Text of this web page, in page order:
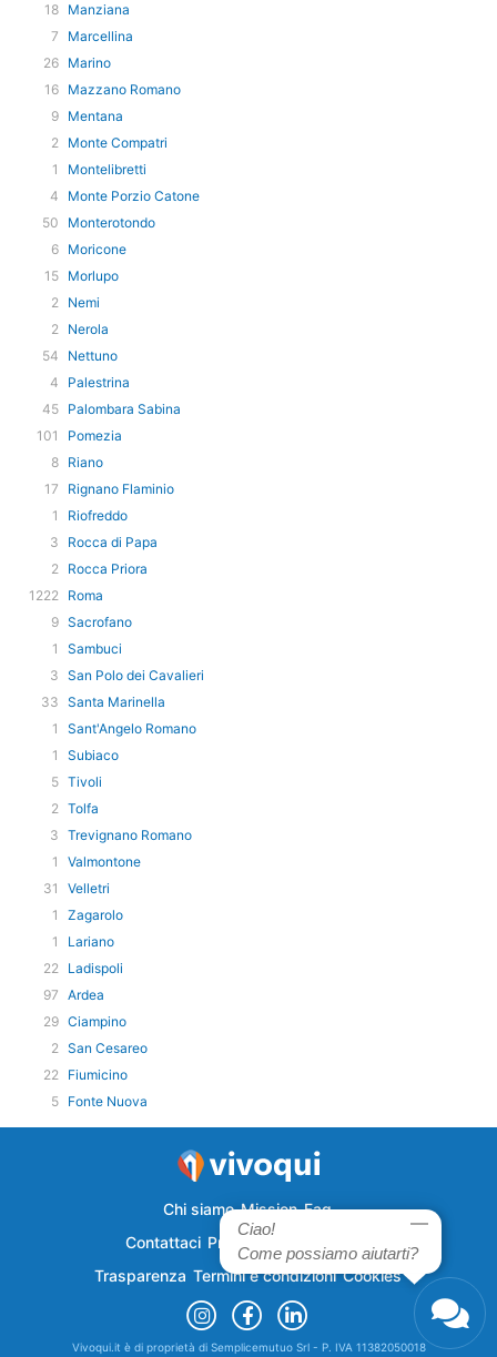
18 Manziana
7
Marcellina
26 Marino
16 Mazzano Romano
9 Mentana
2 Monte Compatri
1
Montelibretti
4
Monte Porzio Catone
50
Monterotondo
6 Moricone
15 Morlupo
2 Nemi
2 Nerola
54
Nettuno
4
Palestrina
45 Palombara Sabina
101
Pomezia
8 Riano
17
Rignano Flaminio
1
Riofreddo
3
Rocca di Papa
2 Rocca Priora
1222 Roma
9 Sacrofano
1
Sambuci
3 San Polo dei Cavalieri
33 Santa Marinella
1
Sant'Angelo Romano
1
Subiaco
5 Tivoli
2 Tolfa
3 Trevignano Romano
1
Valmontone
31
Velletri
1
Zagarolo
1
Lariano
22 Ladispoli
97 Ardea
29 Ciampino
2 San Cesareo
22 Fiumicino
5 Fonte Nuova
Chi siamo Mission Faq
Contattaci Privacy
Trasparenza Termini e condizioni Cookies
Vivoqui.it è di proprietà di Semplicemutuo Srl - P. IVA 11382050018
Ciao!
Come possiamo aiutarti?